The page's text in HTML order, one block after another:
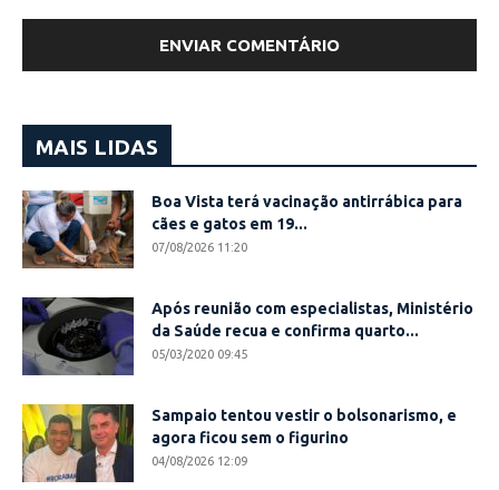
MAIS LIDAS
Boa Vista terá vacinação antirrábica para
cães e gatos em 19...
07/08/2026 11:20
Após reunião com especialistas, Ministério
da Saúde recua e confirma quarto...
05/03/2020 09:45
Sampaio tentou vestir o bolsonarismo, e
agora ficou sem o figurino
04/08/2026 12:09